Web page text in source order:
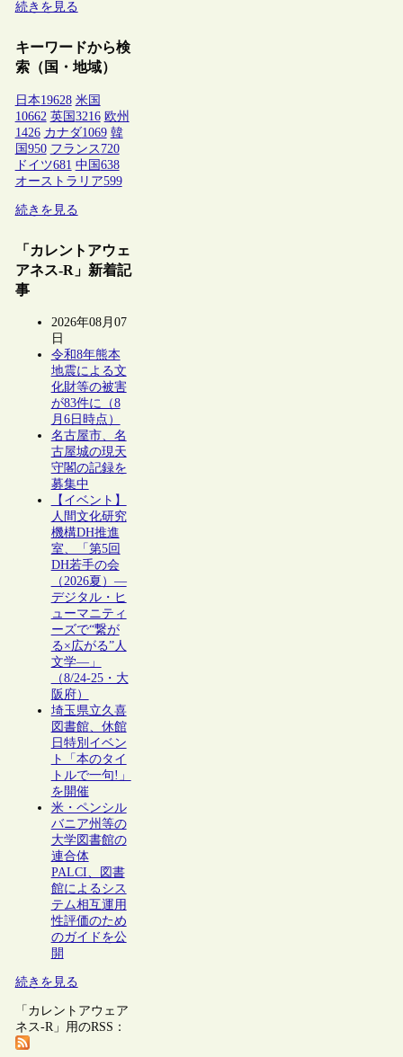
続きを見る
キーワードから検
索（国・地域）
日本19628 米国
10662 英国3216 欧州
1426 カナダ1069 韓
国950 フランス 720
ドイツ681 中国638
オーストラリア599
続きを見る
「カレントアウェ
アネス-R」新着記
事
2026年08月07
日
令和8年熊本
地震による文
化財等の被害
が83件に（8
月6日時点）
名古屋市、名
古屋城の現天
守閣の記録を
募集中
【イベント】
人間文化研究
機構DH推進
室、「第5回
DH若手の会
（2026夏）―
デジタル・ヒ
ューマニティ
ーズで“繋が
る×広がる”人
文学―」
（8/24-25・大
阪府）
埼玉県立久喜
図書館、休館
日特別イベン
ト「本のタイ
トルで一句!」
を開催
米・ペンシル
バニア州等の
大学図書館の
連合体
PALCI、図書
館によるシス
テム相互運用
性評価のため
のガイドを公
開
続きを見る
「カレントアウェア
ネス-R」用のRSS：